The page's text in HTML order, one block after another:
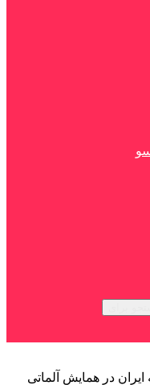
ایران در همایش آلماتی